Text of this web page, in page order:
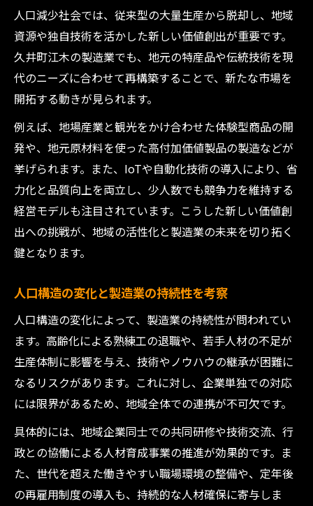
人口減少社会では、従来型の大量生産から脱却し、地域
資源や独自技術を活かした新しい価値創出が重要です。
久井町江木の製造業でも、地元の特産品や伝統技術を現
代のニーズに合わせて再構築することで、新たな市場を
開拓する動きが見られます。
例えば、地場産業と観光をかけ合わせた体験型商品の開
発や、地元原材料を使った高付加価値製品の製造などが
挙げられます。また、IoTや自動化技術の導入により、省
力化と品質向上を両立し、少人数でも競争力を維持する
経営モデルも注目されています。こうした新しい価値創
出への挑戦が、地域の活性化と製造業の未来を切り拓く
鍵となります。
人口構造の変化と製造業の持続性を考察
人口構造の変化によって、製造業の持続性が問われてい
ます。高齢化による熟練工の退職や、若手人材の不足が
生産体制に影響を与え、技術やノウハウの継承が困難に
なるリスクがあります。これに対し、企業単独での対応
には限界があるため、地域全体での連携が不可欠です。
具体的には、地域企業同士での共同研修や技術交流、行
政との協働による人材育成事業の推進が効果的です。ま
た、世代を超えた働きやすい職場環境の整備や、定年後
の再雇用制度の導入も、持続的な人材確保に寄与しま